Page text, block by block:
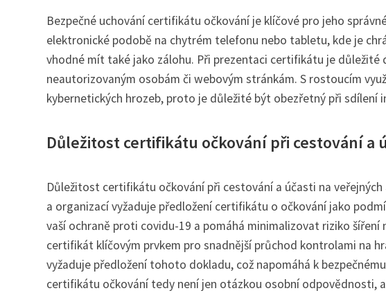
Bezpečné uchování certifikátu očkování je klíčové pro jeho
elektronické podobě na chytrém telefonu nebo tabletu, kde je
vhodné mít také jako zálohu. Při prezentaci certifikátu je
neautorizovaným osobám či webovým stránkám. S rostoucím
kybernetických hrozeb, proto je důležité být obezřetný při sdílení
Důležitost certifikátu očkování při cestování a
Důležitost certifikátu očkování při cestování a účasti na
a organizací vyžaduje předložení certifikátu o očkování jako
vaší ochraně proti covidu-19 a pomáhá minimalizovat riziko šíření
certifikát klíčovým prvkem pro snadnější průchod kontrolami na
vyžaduje předložení tohoto dokladu, což napomáhá k
certifikátu očkování tedy není jen otázkou osobní odpovědnosti,